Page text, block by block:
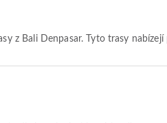
z Bali Denpasar. Tyto trasy